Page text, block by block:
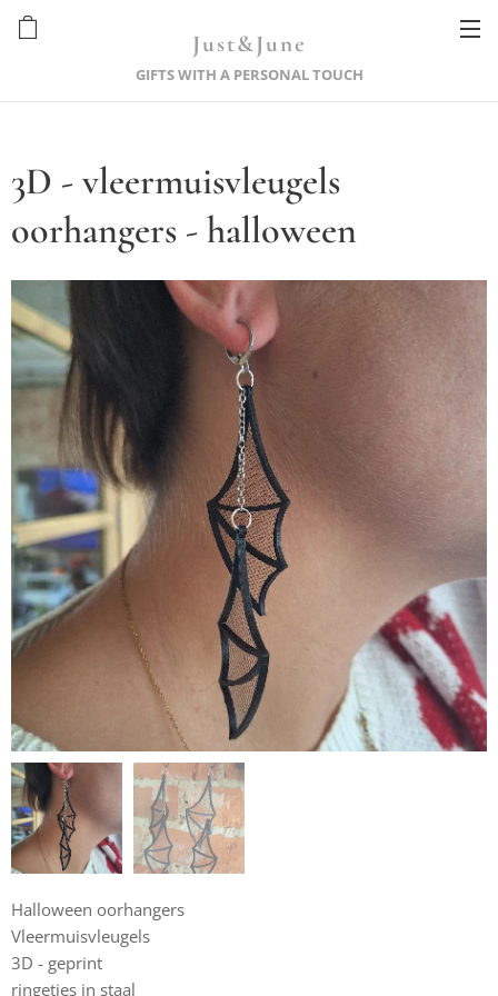
Just&June
GIFTS WITH A PERSONAL TOUCH
3D - vleermuisvleugels
oorhangers - halloween
Halloween oorhangers
Vleermuisvleugels
3D - geprint
ringetjes in staal